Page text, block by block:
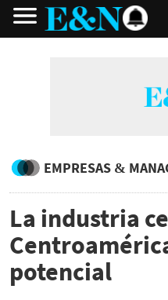
EMPRESAS &
La industria
potencial